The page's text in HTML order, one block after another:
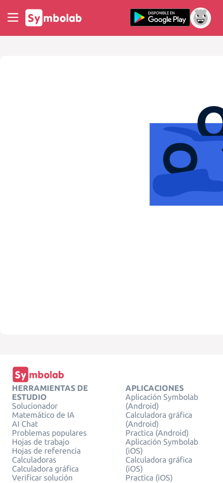
HERRAMIENTAS DE
ESTUDIO
Solucionador
Matemático de IA
AI Chat
Problemas populares
Hojas de trabajo
Hojas de referencia
Calculadoras
Calculadora gráfica
Verificar solución
APLICACIONES
Aplicación Symbolab
(Android)
Calculadora gráfica
(Android)
Practica (Android)
Aplicación Symbolab
(iOS)
Calculadora gráfica
(iOS)
Practica (iOS)